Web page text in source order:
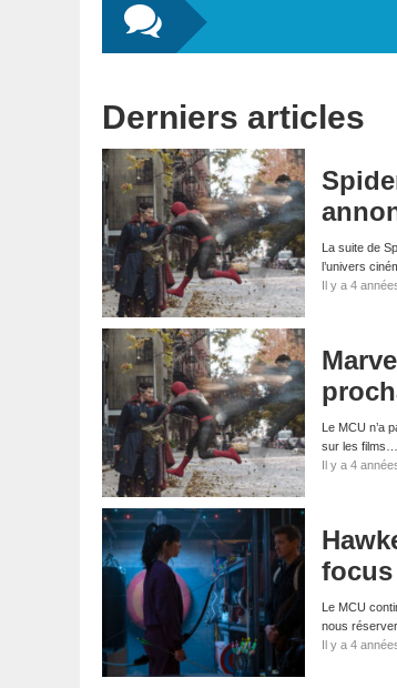
Derniers articles
La suite de
l’univers
Il y a 4
Le MCU n’a
sur les films…
Il y a 4
focus
Le MCU
nous
Il y a 4